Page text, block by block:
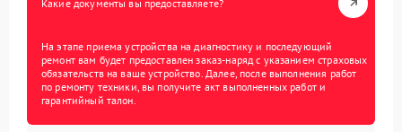
Какие документы вы предоставляете?
На этапе приема устройства на диагностику и последующий
ремонт вам будет предоставлен заказ-наряд с указанием страховых
обязательств на ваше устройство. Далее, после выполнения работ
по ремонту техники, вы получите акт выполненных работ и
гарантийный талон.